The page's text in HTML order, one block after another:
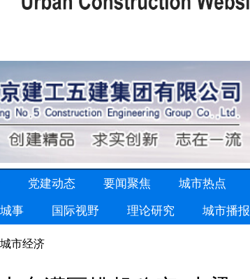
党建动态 要闻聚焦 城市热点
事 国际视野 理论研究 城市播报
城市经济